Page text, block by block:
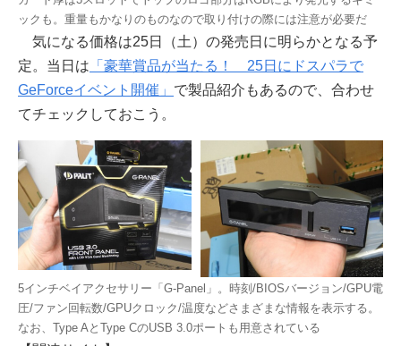
ックも。重量もかなりのものなので取り付けの際には注意が必要だ
気になる価格は25日（土）の発売日に明らかとなる予
定。当日は 「豪華賞品が当たる！ 25日にドスパラで
GeForceイベント開催」 で製品紹介もあるので、合わせ
てチェックしておこう。
5インチベイアクセサリー「G-Panel」。時刻/BIOSバージョン/GPU電
圧/ファン回転数/GPUクロック/温度などさまざまな情報を表示する。
なお、Type AとType CのUSB 3.0ポートも用意されている